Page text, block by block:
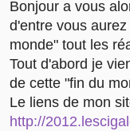
Bonjour a vous
d'entre vous
monde" tout les
Tout d'abord je
de cette "fin du
Le liens de mon
http://